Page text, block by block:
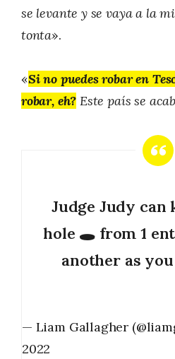
se levante y se vaya a la
tonta».
«Si no puedes robar en
robar, eh? Este país se
Judge Judy can
hole 🕳 from 1
another as
— Liam Gallagher
2022